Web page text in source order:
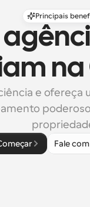
Principais
na
e ofereça
Fale